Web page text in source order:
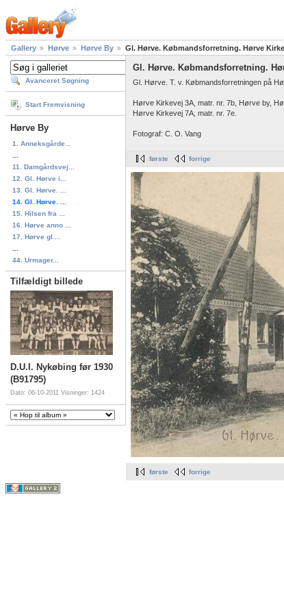
Gallery Hørve Hørve By Gl. Hørve. Købmandsforretning. Hørve
Avanceret Søgning
Start Fremvisning
Hørve By
1. Anneksgårde...
11. Damgårdsvej...
12. Gl. Hørve i...
13. Gl. Hørve. ...
14. Gl. Hørve. ...
15. Hilsen fra ...
16. Hørve anno ...
17. Hørve gl....
44. Urmager...
Tilfældigt billede
D.U.I. Nykøbing før 1930
(B91795)
Dato: 06-10-2011 Visninger: 1424
Gl. Hørve. Købmandsforretning.
Gl. Hørve. T. v. Købmandsforretningen på
Hørve Kirkevej 3A, matr. nr. 7b, Hørve by,
Hørve Kirkevej 7A, matr. nr. 7e.
Fotograf: C. O. Vang
første forrige
første forrige